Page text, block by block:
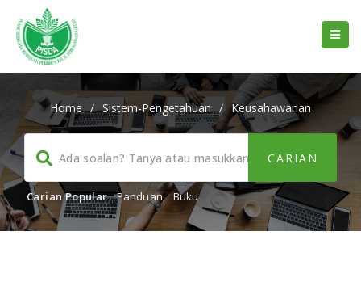
Home / Sistem-Pengetahuan / Keusahawanan
Carian Popular Panduan, Buku